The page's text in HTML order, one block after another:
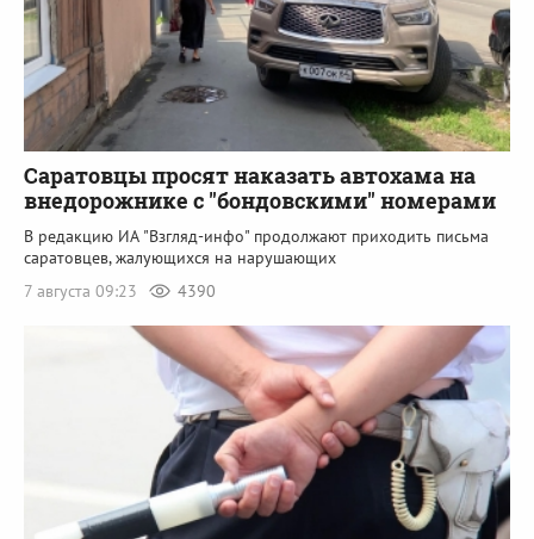
Саратовцы просят наказать автохама на
внедорожнике с "бондовскими" номерами
В редакцию ИА "Взгляд-инфо" продолжают приходить письма
саратовцев, жалующихся на нарушающих
7 августа 09:23
4390